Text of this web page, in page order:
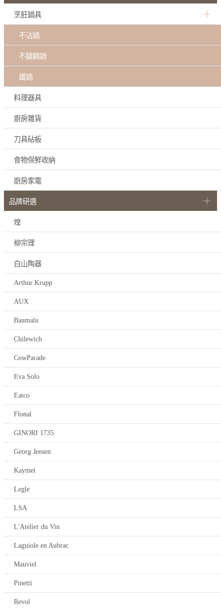
烹飪鍋具
不沾鍋
不鏽鋼鍋
鐵鍋
料理器具
廚房雜貨
刀具砧板
食物保鮮收納
廚房家電
品牌研選
煌
柳宗理
白山陶器
Arthur Krupp
AUX
Baumalu
Chilewich
CowParade
Eva Solo
Eatco
Flonal
GINORI 1735
Georg Jensen
Kaymet
Legle
LSA
L'Atelier du Vin
Laguiole en Aubrac
Mauviel
Pinetti
Revol